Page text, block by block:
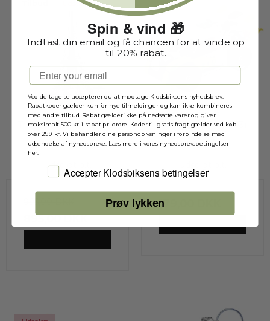
Udsolgt
The Eiffel Tower (21019)
21019B
Udsolgt p.t.
895,00 DKK
Udsolgt
Rocket Truck (31103)
31103B
179,00 DKK
Spin & vind 🎁
Indtast din email og få chancen for at vinde op
til 20% rabat.
Email
Ved deltagelse accepterer du at modtage Klodsbiksens nyhedsbrev.
Rabatkoder gælder kun for nye tilmeldinger og kan ikke kombineres
med andre tilbud. Rabat gælder ikke på nedsatte varer og giver
maksimalt 500 kr. i rabat pr. ordre. Koder til gratis fragt gælder ved køb
over 299 kr. Vi behandler dine personoplysninger i forbindelse med
udsendelse af nyhedsbreve. Læs mere i vores nyhedsbrevsbetingelser
her.
Jeg accepterer Klodsbiksens betingelser
Accepter Klodsbiksens betingelser
Prøv lykken